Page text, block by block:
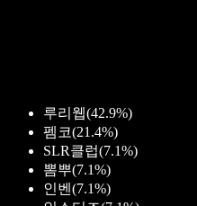
루리웹(42.9%)
펨코(21.4%)
SLR클럽(7.1%)
뽐뿌(7.1%)
인벤 (7.1%)